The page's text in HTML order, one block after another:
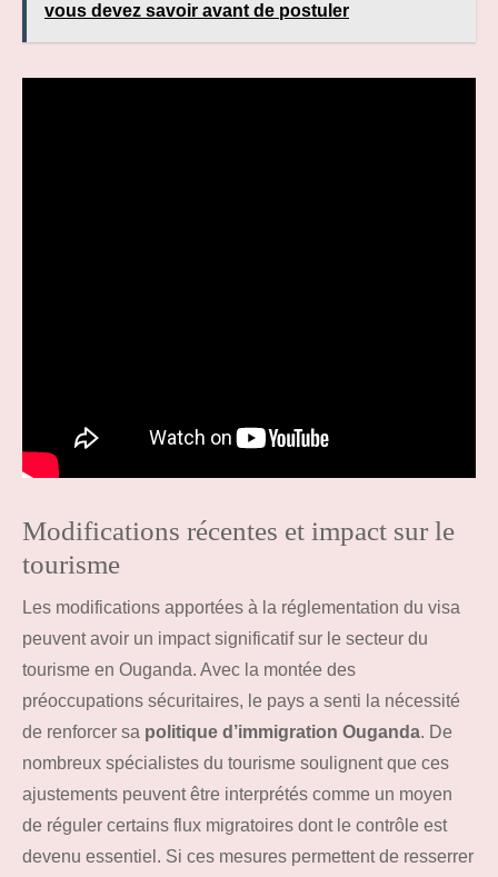
vous devez savoir avant de postuler
Modifications récentes et impact sur le
tourisme
Les modifications apportées à la réglementation du visa
peuvent avoir un impact significatif sur le secteur du
tourisme en Ouganda. Avec la montée des
préoccupations sécuritaires, le pays a senti la nécessité
de renforcer sa politique d’immigration Ouganda. De
nombreux spécialistes du tourisme soulignent que ces
ajustements peuvent être interprétés comme un moyen
de réguler certains flux migratoires dont le contrôle est
devenu essentiel. Si ces mesures permettent de resserrer